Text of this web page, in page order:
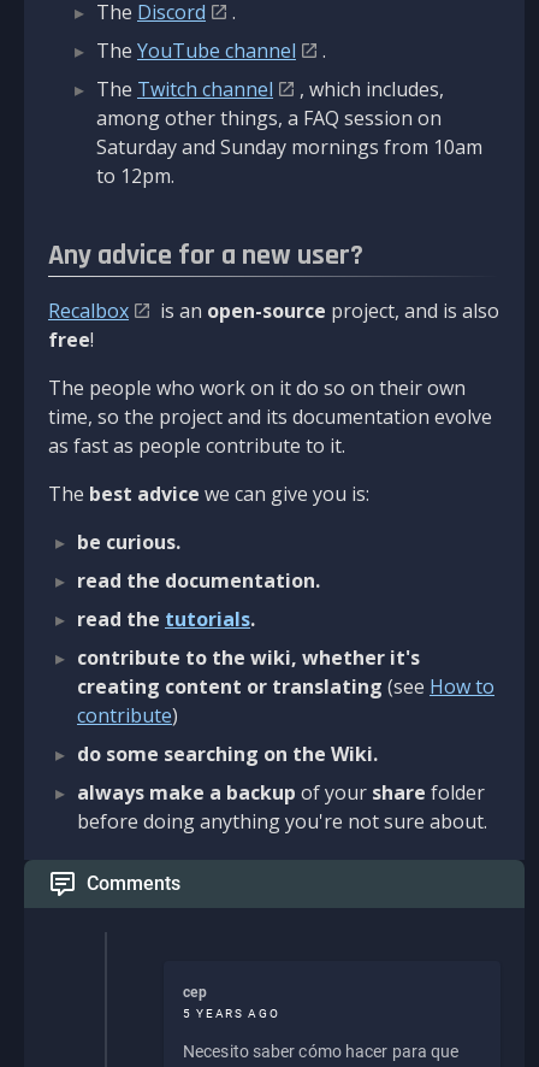
The Discord
.
The YouTube channel
.
The Twitch channel
, which includes,
among other things, a FAQ session on
Saturday and Sunday mornings from 10am
to 12pm.
Any advice for a new user?
Recalbox is an open-source project, and is also
free!
The people who work on it do so on their own
time, so the project and its documentation evolve
as fast as people contribute to it.
The best advice we can give you is:
be curious.
read the documentation.
read the tutorials.
contribute to the wiki, whether it's
creating content or translating (see How to
contribute)
do some searching on the Wiki.
always make a backup of your share folder
before doing anything you're not sure about.
Comments
cep
5 YEARS AGO
Necesito saber cómo hacer para que